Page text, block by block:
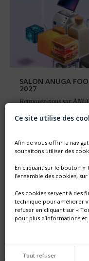
SALON ANUGA
2027
Retrouvez-nous sur
hall 8 stand A-088
Ce site utilise des
Afin de vous offrir la
souhaitons utiliser des
En cliquant sur le bouton «
l’ensemble des cookies,
Ces cookies servent à des
technique pour améliorer
refuser en cliquant sur «
pour plus d’informations
Tout refuser